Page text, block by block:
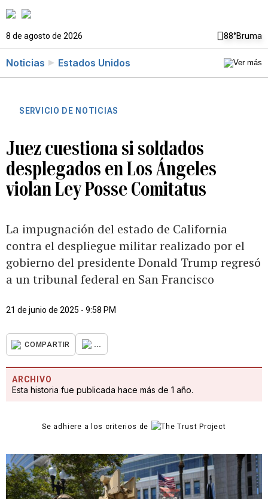
8 de agosto de 2026 88°Bruma
Noticias Estados Unidos
SERVICIO DE NOTICIAS
Juez cuestiona si soldados
desplegados en Los Ángeles
violan Ley Posse Comitatus
La impugnación del estado de California
contra el despliegue militar realizado por el
gobierno del presidente Donald Trump regresó
a un tribunal federal en San Francisco
21 de junio de 2025 - 9:58 PM
COMPARTIR ...
ARCHIVO
Esta historia fue publicada hace más de 1 año.
Se adhiere a los criterios de